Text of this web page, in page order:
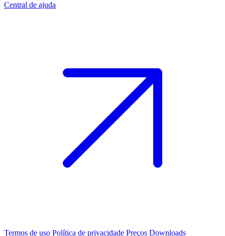
Central de ajuda
Termos de uso Política de privacidade Preços Downloads